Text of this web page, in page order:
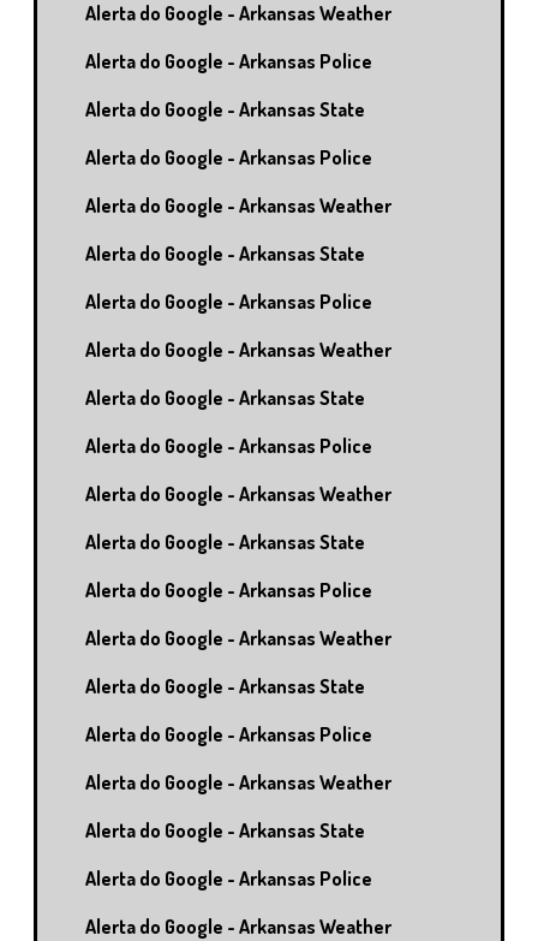
Alerta do Google - Arkansas Weather
Alerta do Google - Arkansas Police
Alerta do Google - Arkansas State
Alerta do Google - Arkansas Police
Alerta do Google - Arkansas Weather
Alerta do Google - Arkansas State
Alerta do Google - Arkansas Police
Alerta do Google - Arkansas Weather
Alerta do Google - Arkansas State
Alerta do Google - Arkansas Police
Alerta do Google - Arkansas Weather
Alerta do Google - Arkansas State
Alerta do Google - Arkansas Police
Alerta do Google - Arkansas Weather
Alerta do Google - Arkansas State
Alerta do Google - Arkansas Police
Alerta do Google - Arkansas Weather
Alerta do Google - Arkansas State
Alerta do Google - Arkansas Police
Alerta do Google - Arkansas Weather